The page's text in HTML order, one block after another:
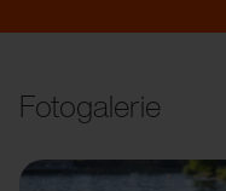
Fotogalerie